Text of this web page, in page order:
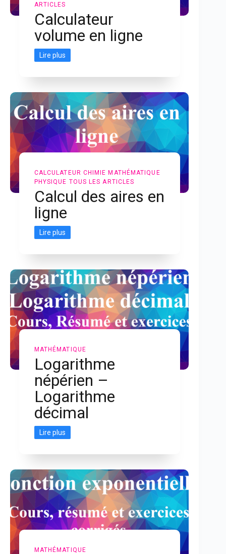
ARTICLES
Calculateur
volume en ligne
Lire plus
CALCULATEUR CHIMIE MATHÉMATIQUE
PHYSIQUE TOUS LES ARTICLES
Calcul des aires en
ligne
Lire plus
MATHÉMATIQUE
Logarithme
népérien –
Logarithme
décimal
Lire plus
MATHÉMATIQUE